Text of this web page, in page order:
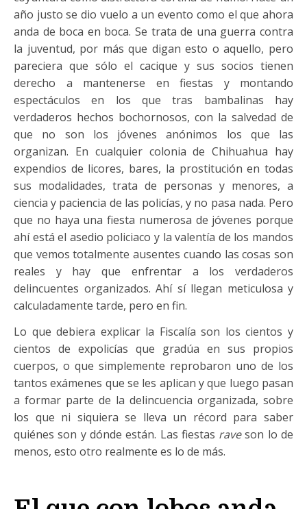
año justo se dio vuelo a un evento como el que ahora
anda de boca en boca. Se trata de una guerra contra
la juventud, por más que digan esto o aquello, pero
pareciera que sólo el cacique y sus socios tienen
derecho a mantenerse en fiestas y montando
espectáculos en los que tras bambalinas hay
verdaderos hechos bochornosos, con la salvedad de
que no son los jóvenes anónimos los que las
organizan. En cualquier colonia de Chihuahua hay
expendios de licores, bares, la prostitución en todas
sus modalidades, trata de personas y menores, a
ciencia y paciencia de las policías, y no pasa nada. Pero
que no haya una fiesta numerosa de jóvenes porque
ahí está el asedio policiaco y la valentía de los mandos
que vemos totalmente ausentes cuando las cosas son
reales y hay que enfrentar a los verdaderos
delincuentes organizados. Ahí sí llegan meticulosa y
calculadamente tarde, pero en fin.
Lo que debiera explicar la Fiscalía son los cientos y
cientos de expolicías que gradúa en sus propios
cuerpos, o que simplemente reprobaron uno de los
tantos exámenes que se les aplican y que luego pasan
a formar parte de la delincuencia organizada, sobre
los que ni siquiera se lleva un récord para saber
quiénes son y dónde están. Las fiestas raveson lo de
menos, esto otro realmente es lo de más.